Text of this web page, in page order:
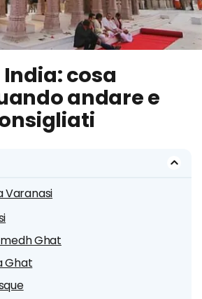
cosa
andare e
Varanasi
Ghat
Ghat